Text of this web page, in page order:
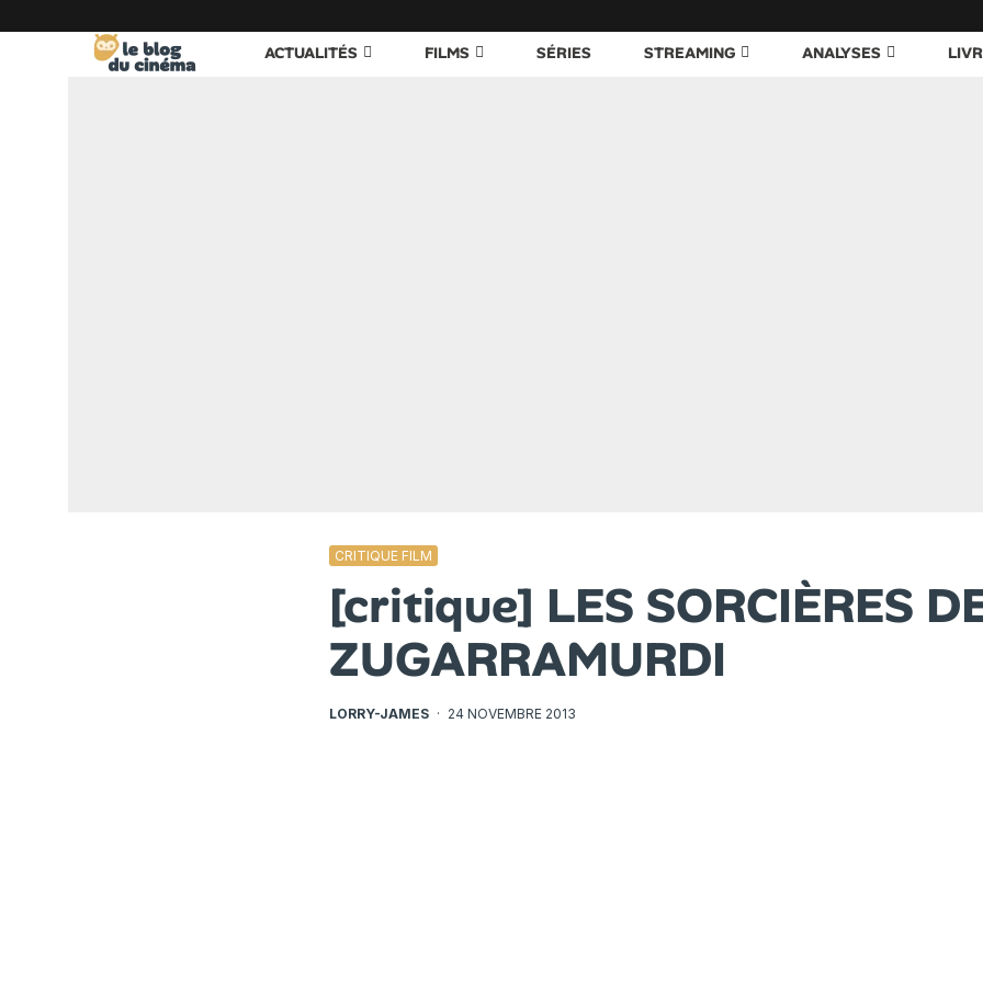
ACTUALITÉS FILMS SÉRIES STREAMING ANALYSES
CRITIQUE FILM
[critique] LES SORCIÈRES
ZUGARRAMURDI
LORRY-JAMES · 24 NOVEMBRE 2013